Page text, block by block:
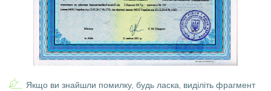
Якщо ви знайшли помилку, будь ласка, виділіть фрагмент